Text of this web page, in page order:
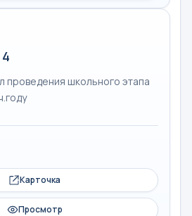
проведения школьного этапа
Карточка
Просмотр